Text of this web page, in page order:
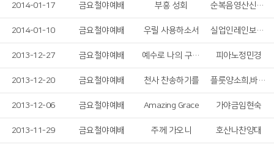
2014-01-17 금요철야예배 부흥 성회 순복음영산신학원예술학부
2014-01-10 금요철야예배 우릴 사용하소서 실업인레인보우찬양팀
2013-12-27 금요철야예배 예수로 나의 구주 삼고 피아노정민경
2013-12-20 금요철야예배 천사 찬송하기를 플룻양소희,바이올린조윤경,통기타장윤식
2013-12-06 금요철야예배 Amazing Grace 가야금임현숙
2013-11-29 금요철야예배 주께 가오니 호산나찬양대